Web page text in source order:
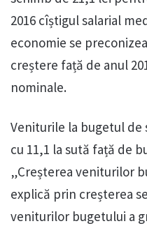
2016 cîștigul salarial
economie se
creștere față de anul
nominale.
Veniturile la bugetul de
cu 11,1 la sută față de
„Creșterea veniturilor
explică prin creșterea
veniturilor bugetului a